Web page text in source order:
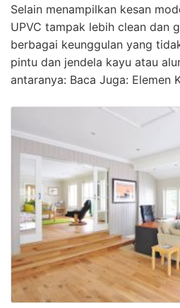
Selain menampilkan kesan
UPVC tampak lebih clean dan
berbagai keunggulan yang
pintu dan jendela kayu atau
antaranya: Baca Juga: Elemen